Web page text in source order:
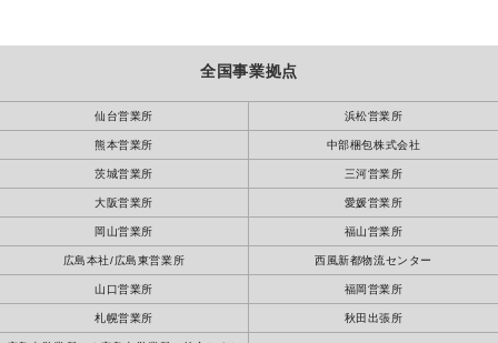
全国事業拠点
仙台営業所 浜松営業所
熊本営業所 中部梱包株式会社
茨城営業所 三河営業所
大阪営業所 愛媛営業所
岡山営業所 福山営業所
広島本社/広島東営業所 西風新都物流センター
山口営業所 福岡営業所
札幌営業所 秋田出張所